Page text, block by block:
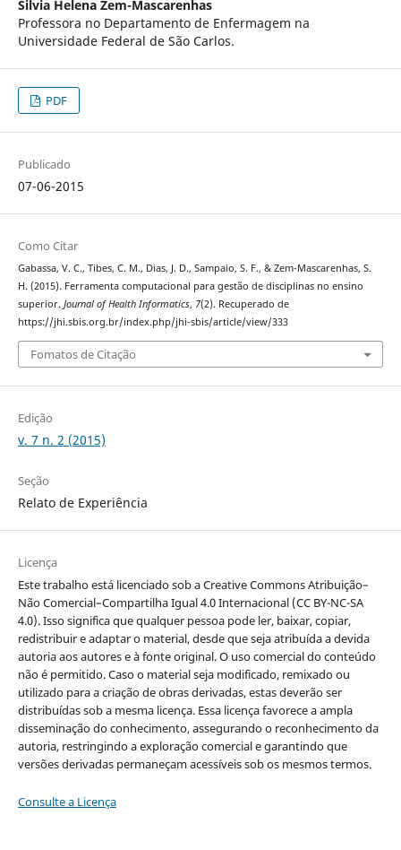
Silvia Helena Zem-Mascarenhas
Professora no Departamento de Enfermagem na
Universidade Federal de São Carlos.
PDF
Publicado
07-06-2015
Como Citar
Gabassa, V. C., Tibes, C. M., Dias, J. D., Sampaio, S. F., & Zem-Mascarenhas, S.
H. (2015). Ferramenta computacional para gestão de disciplinas no ensino
superior. Journal of Health Informatics, 7(2). Recuperado de
https://jhi.sbis.org.br/index.php/jhi-sbis/article/view/333
Fomatos de Citação
Edição
v. 7 n. 2 (2015)
Seção
Relato de Experiência
Licença
Este trabalho está licenciado sob a Creative Commons Atribuição–
Não Comercial–Compartilha Igual 4.0 Internacional (CC BY-NC-SA
4.0). Isso significa que qualquer pessoa pode ler, baixar, copiar,
redistribuir e adaptar o material, desde que seja atribuída a devida
autoria aos autores e à fonte original. O uso comercial do conteúdo
não é permitido. Caso o material seja modificado, remixado ou
utilizado para a criação de obras derivadas, estas deverão ser
distribuídas sob a mesma licença. Essa licença favorece a ampla
disseminação do conhecimento, assegurando o reconhecimento da
autoria, restringindo a exploração comercial e garantindo que
versões derivadas permaneçam acessíveis sob os mesmos termos.
Consulte a Licença